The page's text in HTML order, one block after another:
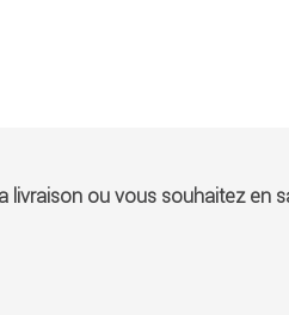
livraison ou vous souhaitez en